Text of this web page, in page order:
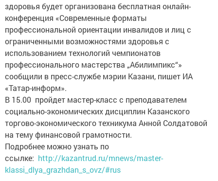
здоровья будет организована бесплатная онлайн-
конференция «Современные форматы
профессиональной ориентации инвалидов и лиц с
ограниченными возможностями здоровья с
использованием технологий чемпионатов
профессионального мастерства „Абилимпикс“»
сообщили в пресс-службе мэрии Казани, пишет ИА
«Татар-информ».
В 15.00 пройдет мастер-класс с преподавателем
социально-экономических дисциплин Казанского
торгово-экономического техникума Анной Солдатовой
на тему финансовой грамотности.
Подробнее можно узнать по
ссылке: http://kazantrud.ru/mnews/master-
klassi_dlya_grazhdan_s_ovz/#rus